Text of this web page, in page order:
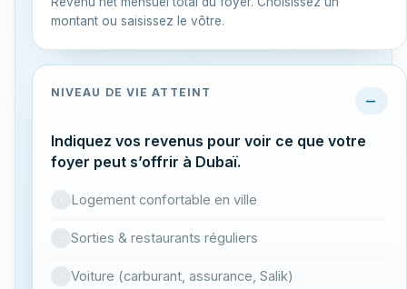
montant ou saisissez le vôtre.
NIVEAU DE VIE ATTEINT
—
Indiquez vos revenus pour voir ce que votre
foyer peut s’offrir à Dubaï.
Logement confortable en ville
Sorties & restaurants réguliers
Voiture (carburant, assurance, Salik)